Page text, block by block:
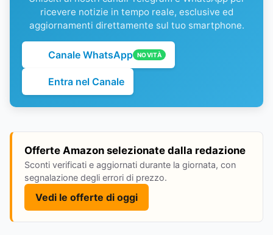
ricevere notizie in tempo reale, esclusive ed
aggiornamenti direttamente sul tuo smartphone.
Canale WhatsApp NOVITÀ
Entra nel Canale
Offerte Amazon selezionate dalla redazione
Sconti verificati e aggiornati durante la giornata, con
segnalazione degli errori di prezzo.
Vedi le offerte di oggi